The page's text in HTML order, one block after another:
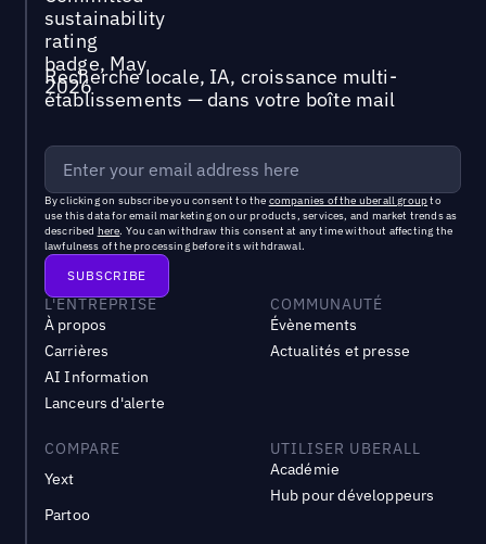
Recherche locale, IA, croissance multi-
établissements — dans votre boîte mail
By clicking on subscribe you consent to the companies of the uberall groupto
use this data for email marketing on our products, services, and market trends as
described here. You can withdraw this consent at any time without affecting the
lawfulness of the processing before its withdrawal.
L'ENTREPRISE
À propos
Carrières
AI Information
Lanceurs d'alerte
COMMUNAUTÉ
Évènements
Actualités et presse
COMPARE
Yext
Partoo
UTILISER UBERALL
Académie
Hub pour développeurs